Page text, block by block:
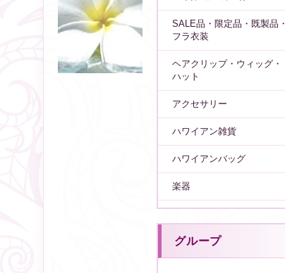
SALE品・限定品・既製品・
フラ衣装
ヘアクリップ・ウィッグ・
ハット
アクセサリー
ハワイアン雑貨
ハワイアンバッグ
楽器
グループ